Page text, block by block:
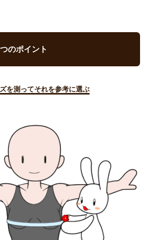
のポイント
を測ってそれを参考に選ぶ